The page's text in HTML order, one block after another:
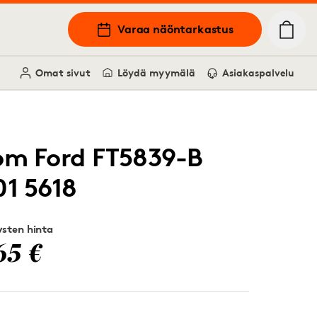
Varaa näöntarkastus
Omat sivut Löydä myymälä Asiakaspalvelu
Ford FT5839-B
5618
hinta
€